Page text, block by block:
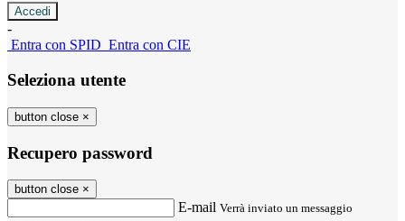
-
Entra con SPID Entra con CIE
Seleziona utente
button close ×
Recupero password
button close ×
E-mail Verrà inviato un messaggio